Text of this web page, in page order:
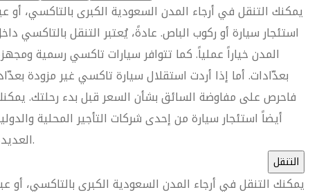
يمكنك التنقل في أرجاء المدن السعودية الكبرى بالتاكسي، أو
استئجار سيارة أو ركوب الباص. عادةً، يُعتبر التنقل بالتاكسي
المدن خياراً عملياً. كما تتوافر سيارات تاكسي رسمية
بعدّادات. أما إذا أردت استقلال سيارة تاكسي غير مزودة
فاحرص على مفاوضة السائق بشأن السعر قبل بدء رحلتك.
أيضاً استئجار سيارة من إحدى شركات التأجير المحلية
العديدة.
التنقل
يمكنك التنقل في أرجاء المدن السعودية الكبرى بالتاكسي، أو